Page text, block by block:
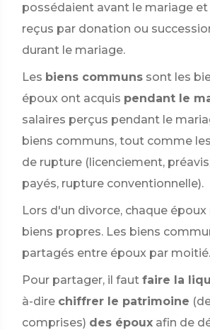
possédaient avant le mariage et
reçus par donation ou
durant le mariage.
Les biens communs sont les
époux ont acquis pendant le
salaires perçus pendant le
biens communs, tout comme
de rupture (licenciement,
payés, rupture conventionnelle).
Lors d'un divorce, chaque époux
biens propres. Les biens
partagés entre époux par moitié.
Pour partager, il faut faire la
à-dire chiffrer le patrimoine
comprises) des époux afin de